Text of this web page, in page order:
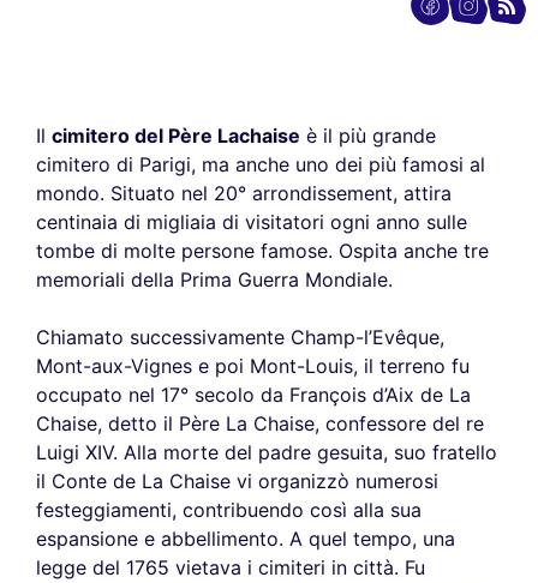
Il cimitero del Père Lachaise è il più grande
cimitero di Parigi, ma anche uno dei più famosi al
mondo. Situato nel 20° arrondissement, attira
centinaia di migliaia di visitatori ogni anno sulle
tombe di molte persone famose. Ospita anche tre
memoriali della Prima Guerra Mondiale.
Chiamato successivamente Champ-l’Evêque,
Mont-aux-Vignes e poi Mont-Louis, il terreno fu
occupato nel 17° secolo da François d’Aix de La
Chaise, detto il Père La Chaise, confessore del re
Luigi XIV. Alla morte del padre gesuita, suo fratello
il Conte de La Chaise vi organizzò numerosi
festeggiamenti, contribuendo così alla sua
espansione e abbellimento. A quel tempo, una
legge del 1765 vietava i cimiteri in città. Fu